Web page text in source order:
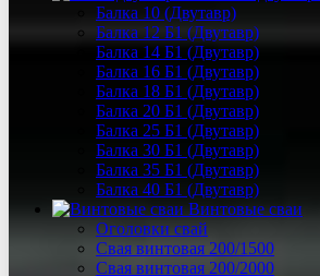
Балка 10 (Двутавр)
Балка 12 Б1 (Двутавр)
Балка 14 Б1 (Двутавр)
Балка 16 Б1 (Двутавр)
Балка 18 Б1 (Двутавр)
Балка 20 Б1 (Двутавр)
Балка 25 Б1 (Двутавр)
Балка 30 Б1 (Двутавр)
Балка 35 Б1 (Двутавр)
Балка 40 Б1 (Двутавр)
Винтовые сваи
Оголовки свай
Свая винтовая 200/1500
Свая винтовая 200/2000